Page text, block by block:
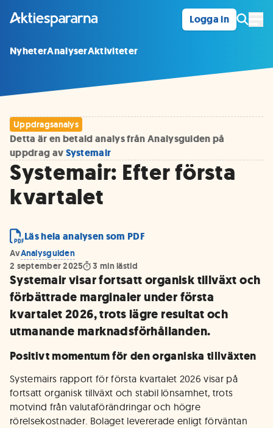
Logga in
NyheterAnalyserAktiviteter
Uppdragsanalys
Detta är en betald analys från Analysguiden på
uppdrag avSystemair
Systemair: Efter första
kvartalet
Läs hela analysen som PDF
AvAnalysguiden
2 september 2025
3 min lästid
Systemair visar fortsatt organisk tillväxt och
förbättrade marginaler under första
kvartalet 2026, trots lägre resultat och
utmanande marknadsförhållanden.
Positivt momentum för den organiska tillväxten
Systemairs rapport för första kvartalet 2026 visar på
fortsatt organisk tillväxt och stabil lönsamhet, trots
motvind från valutaförändringar och högre
rörelsekostnader. Bolaget levererade enligt förväntan